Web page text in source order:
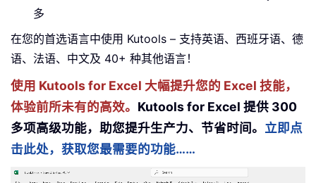
多
在您的首选语言中使用 Kutools – 支持英语、西班牙语、德
语、法语、中文及 40+ 种其他语言！
使用 Kutools for Excel 大幅提升您的 Excel 技能，
体验前所未有的高效。 Kutools for Excel 提供 300
多项高级功能，助您提升生产力、节省时间。 立即点
击此处，获取您最需要的功能……